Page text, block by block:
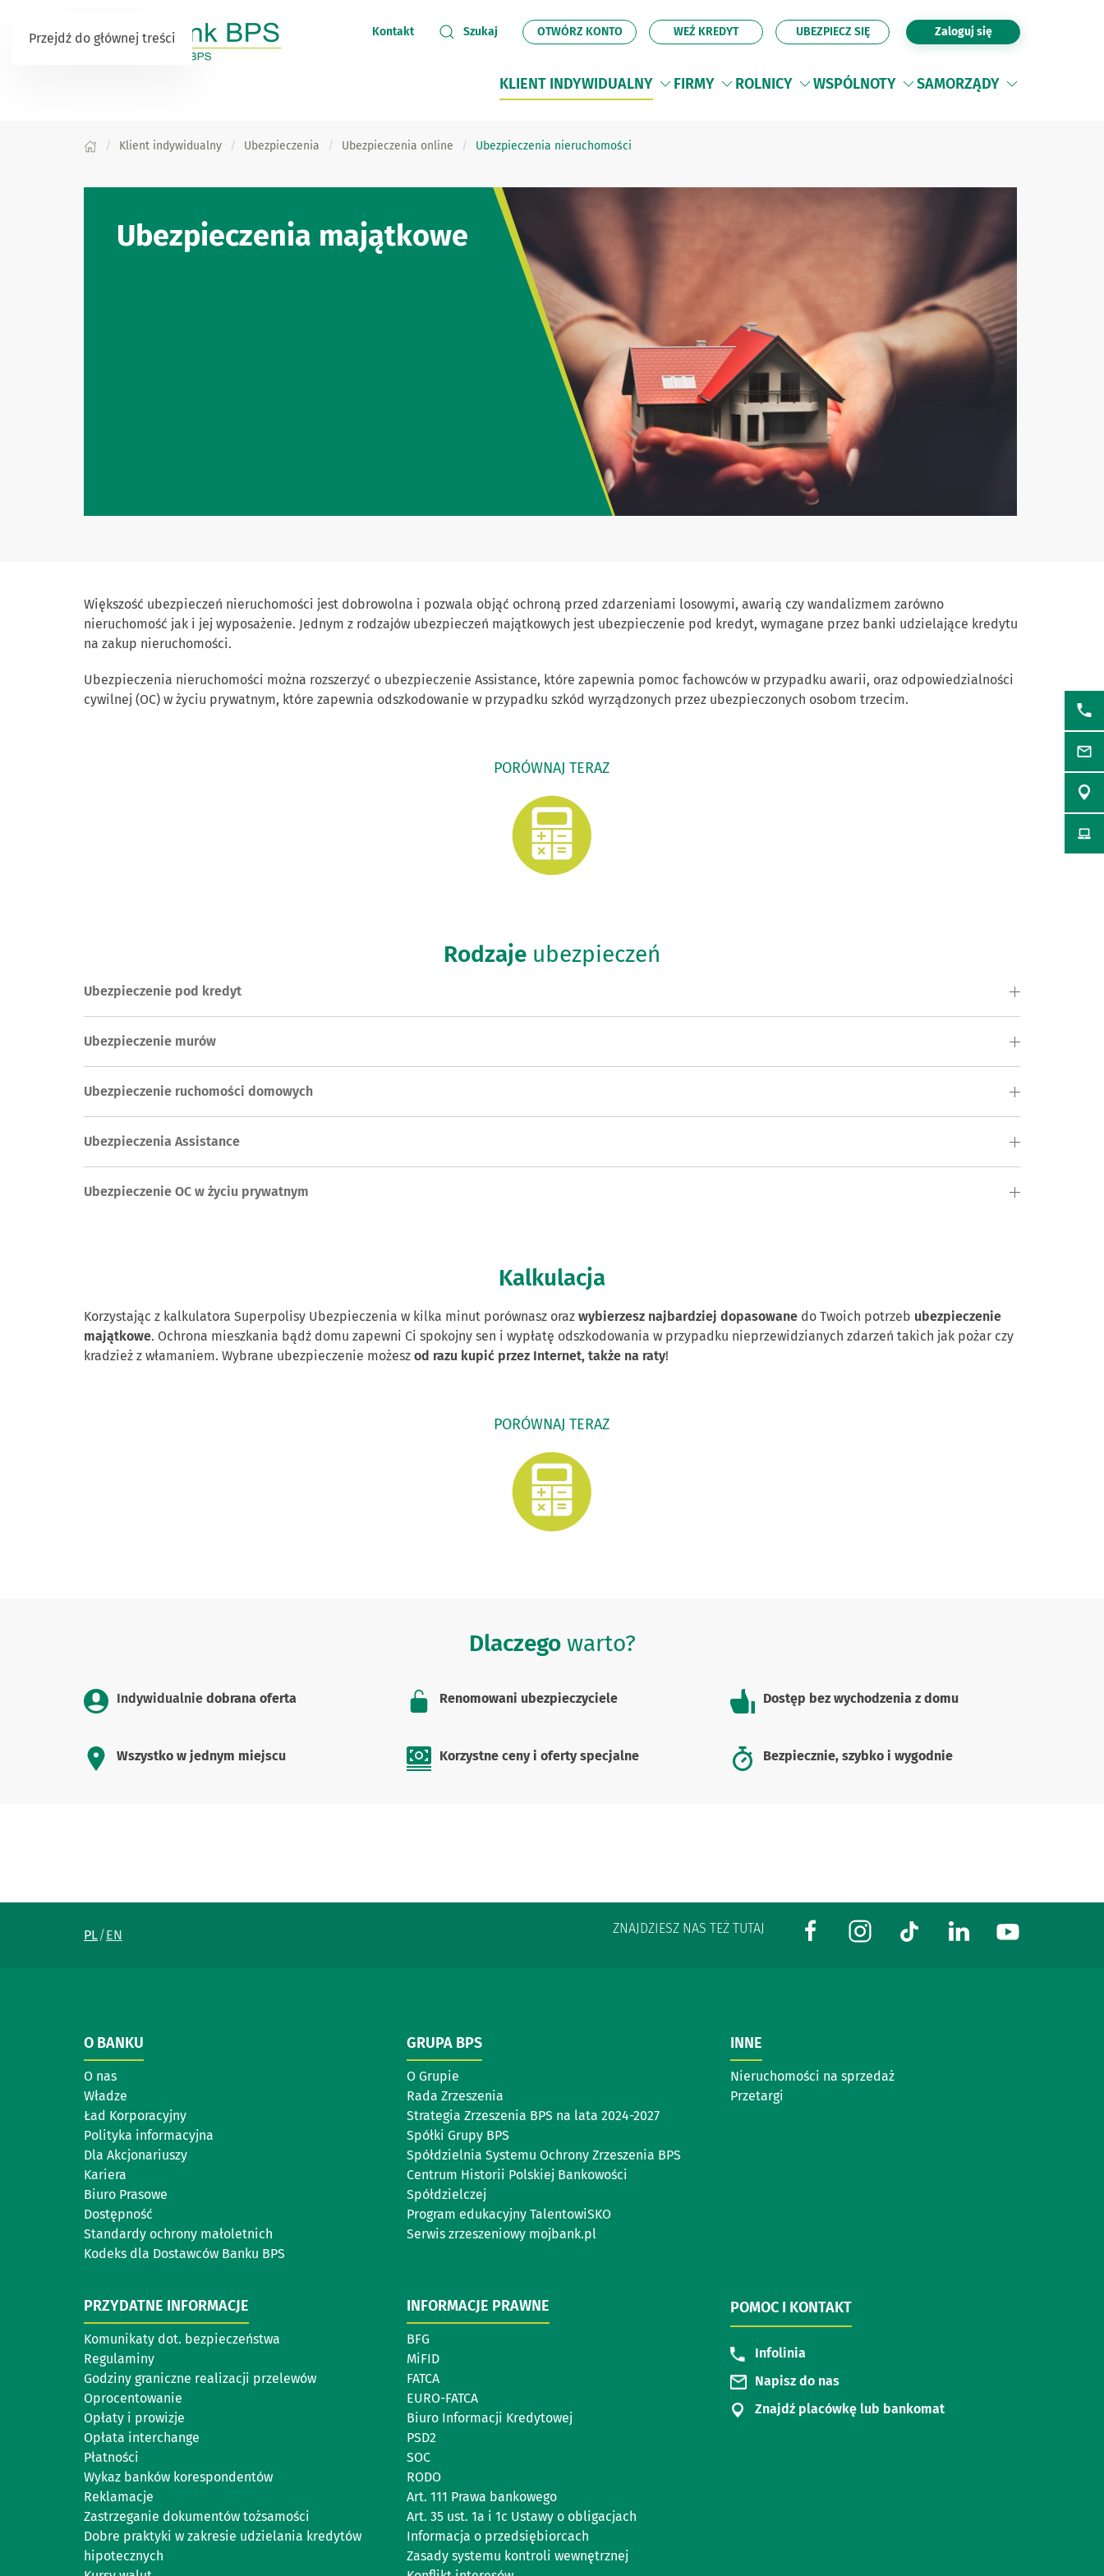
Przejdź do głównej treści Kontakt Szukaj OTWÓRZ KONTO WEŹ KREDYT UBEZPIECZ SIĘ Zaloguj się
KLIENT INDYWIDUALNY FIRMY ROLNICY WSPÓLNOTY SAMORZĄDY
Klient indywidualny Ubezpieczenia Ubezpieczenia online Ubezpieczenia nieruchomości
Ubezpieczenia majątkowe
Większość ubezpieczeń nieruchomości jest dobrowolna i pozwala objąć ochroną przed zdarzeniami losowymi, awarią czy wandalizmem zarówno
nieruchomość jak i jej wyposażenie. Jednym z rodzajów ubezpieczeń majątkowych jest ubezpieczenie pod kredyt, wymagane przez banki udzielające kredytu
na zakup nieruchomości.
Ubezpieczenia nieruchomości można rozszerzyć o ubezpieczenie Assistance, które zapewnia pomoc fachowców w przypadku awarii, oraz odpowiedzialności
cywilnej (OC) w życiu prywatnym, które zapewnia odszkodowanie w przypadku szkód wyrządzonych przez ubezpieczonych osobom trzecim.
PORÓWNAJ TERAZ
Rodzaje ubezpieczeń
Ubezpieczenie pod kredyt
Ubezpieczenie murów
Ubezpieczenie ruchomości domowych
Ubezpieczenia Assistance
Ubezpieczenie OC w życiu prywatnym
Kalkulacja
Korzystając z kalkulatora Superpolisy Ubezpieczenia w kilka minut porównasz oraz wybierzesz najbardziej dopasowane do Twoich potrzeb ubezpieczenie
majątkowe. Ochrona mieszkania bądź domu zapewni Ci spokojny sen i wypłatę odszkodowania w przypadku nieprzewidzianych zdarzeń takich jak pożar czy
kradzież z włamaniem. Wybrane ubezpieczenie możesz od razu kupić przez Internet, także na raty!
PORÓWNAJ TERAZ
Dlaczegowarto?
Indywidualnie dobrana oferta Renomowani ubezpieczyciele Dostęp bez wychodzenia z domu
Wszystko w jednym miejscu Korzystne ceny i oferty specjalne Bezpiecznie, szybko i wygodnie
PL EN ZNAJDZIESZ NAS TEŻ TUTAJ
O BANKU
O nas
Władze
Ład Korporacyjny
Polityka informacyjna
Dla Akcjonariuszy
Kariera
Biuro Prasowe
Dostępność
Standardy ochrony małoletnich
Kodeks dla Dostawców Banku BPS
GRUPA BPS
O Grupie
Rada Zrzeszenia
Strategia Zrzeszenia BPS na lata 2024-2027
Spółki Grupy BPS
Spółdzielnia Systemu Ochrony Zrzeszenia BPS
Centrum Historii Polskiej Bankowości
Spółdzielczej
Program edukacyjny TalentowiSKO
Serwis zrzeszeniowy mojbank.pl
INNE
Nieruchomości na sprzedaż
Przetargi
PRZYDATNE INFORMACJE
Komunikaty dot. bezpieczeństwa
Regulaminy
Godziny graniczne realizacji przelewów
Oprocentowanie
Opłaty i prowizje
Opłata interchange
Płatności
Wykaz banków korespondentów
Reklamacje
Zastrzeganie dokumentów tożsamości
Dobre praktyki w zakresie udzielania kredytów
hipotecznych
INFORMACJE PRAWNE
BFG
MiFID
FATCA
EURO-FATCA
Biuro Informacji Kredytowej
PSD2
SOC
RODO
Art. 111 Prawa bankowego
Art. 35 ust. 1a i 1c Ustawy o obligacjach
Informacja o przedsiębiorcach
Zasady systemu kontroli wewnętrznej
POMOC I KONTAKT
Infolinia
Napisz do nas
Znajdź placówkę lub bankomat